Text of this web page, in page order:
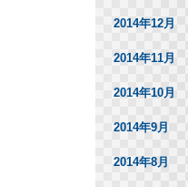
2014年12月
2014年11月
2014年10月
2014年9月
2014年8月